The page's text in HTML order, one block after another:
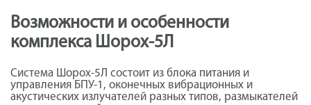
Возможности и особенности
комплекса Шорох-5Л
Система Шорох-5Л состоит из блока питания и
управления БПУ-1, оконечных вибрационных и
акустических излучателей разных типов, размыкателей